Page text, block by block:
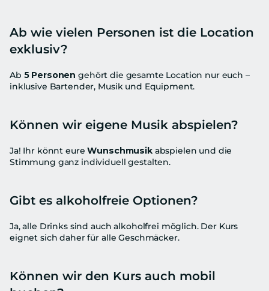
Ab wie vielen Personen ist die Location
exklusiv?
Ab 5 Personen gehört die gesamte Location nur euch –
inklusive Bartender, Musik und Equipment.
Können wir eigene Musik abspielen?
Ja! Ihr könnt eure Wunschmusik abspielen und die
Stimmung ganz individuell gestalten.
Gibt es alkoholfreie Optionen?
Ja, alle Drinks sind auch alkoholfrei möglich. Der Kurs
eignet sich daher für alle Geschmäcker.
Können wir den Kurs auch mobil